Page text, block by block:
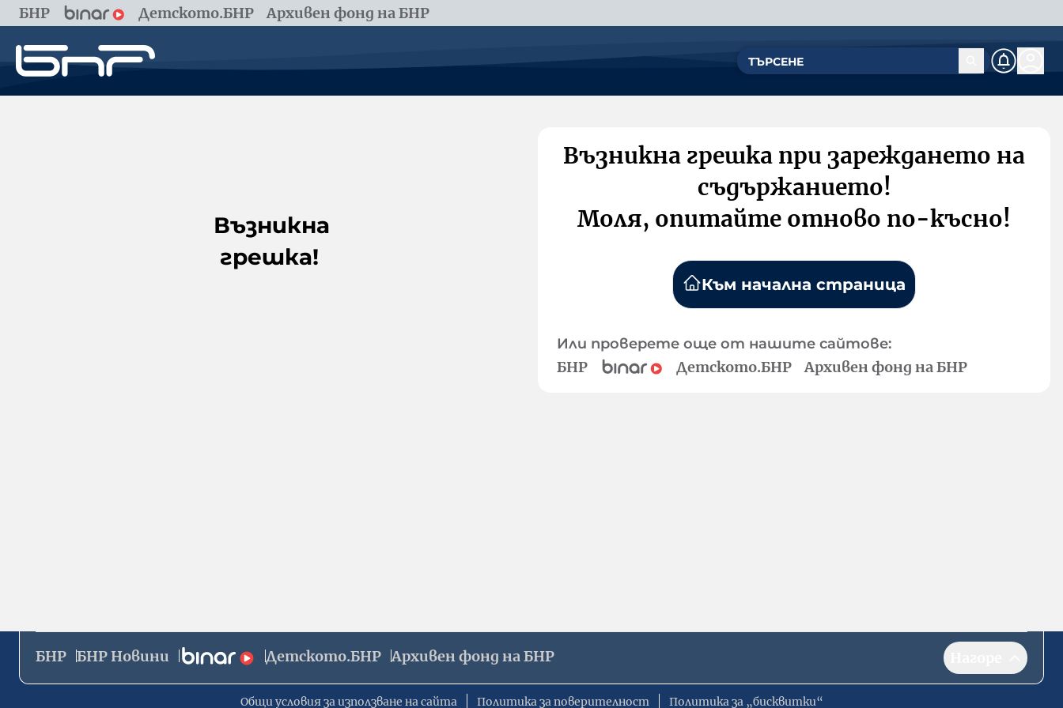
БНР Детското.БНР Архивен фонд на БНР
Възникна
грешка!
Възникна грешка при зареждането на
съдържанието!
Моля, опитайте отново по-късно!
Към начална страница
Или проверете още от нашите сайтове:
БНР Детското.БНР Архивен фонд на БНР
БНР БНР Новини Детското.БНР Архивен фонд на БНР
Общи условия за използване на сайта Политика за поверителност Политика за „бисквитки“